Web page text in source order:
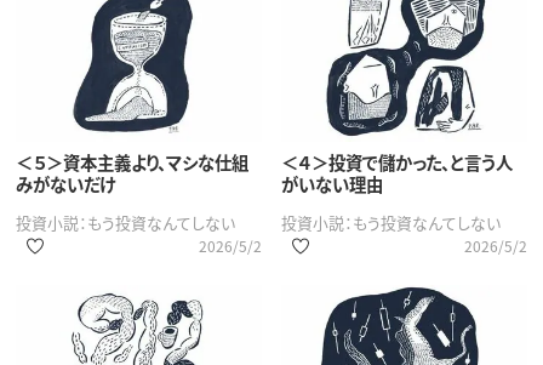
＜５＞資本主義より、マシな仕組
みがないだけ
投資小説：もう投資なんてしない
2026/5/2
＜４＞投資で儲かった、と言う人
がいない理由
投資小説：もう投資なんてしない
2026/5/2